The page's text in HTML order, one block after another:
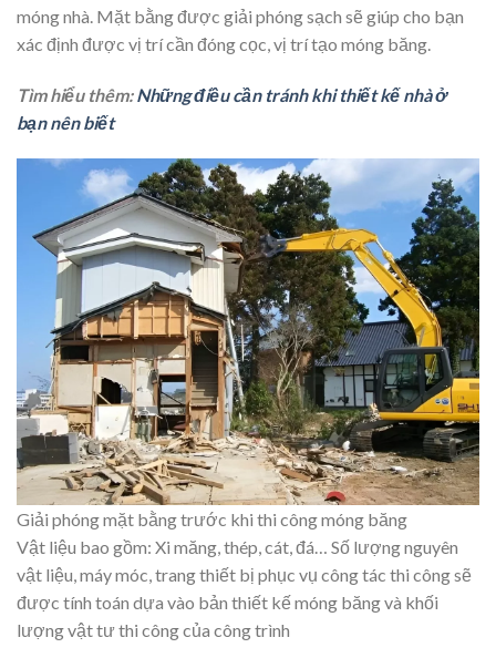
móng nhà. Mặt bằng được giải phóng sạch sẽ giúp cho bạn
xác định được vị trí cần đóng cọc, vị trí tạo móng băng.
Tìm hiểu thêm:Những điều cần tránh khi thiết kế nhà ở
bạn nên biết
Giải phóng mặt bằng trước khi thi công móng băng
Vật liệu bao gồm: Xi măng, thép, cát, đá… Số lượng nguyên
vật liệu, máy móc, trang thiết bị phục vụ công tác thi công sẽ
được tính toán dựa vào bản thiết kế móng băng và khối
lượng vật tư thi công của công trình